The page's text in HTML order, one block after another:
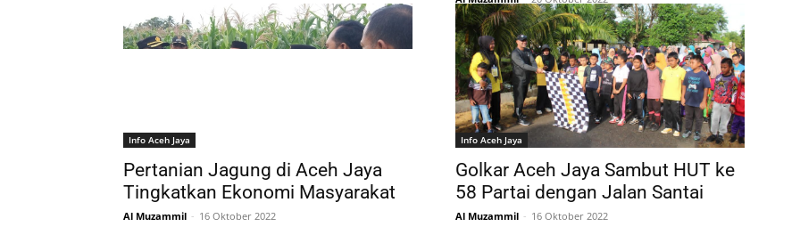
Info Aceh Jaya
Pertanian Jagung di Aceh Jaya
Tingkatkan Ekonomi Masyarakat
Al Muzammil - 16 Oktober 2022
Info Aceh Jaya
Golkar Aceh Jaya Sambut HUT ke
58 Partai dengan Jalan Santai
Al Muzammil - 16 Oktober 2022